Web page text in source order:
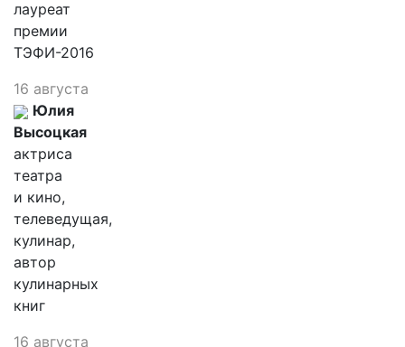
лауреат
премии
ТЭФИ-2016
16 августа
Юлия
Высоцкая
актриса
театра
и кино,
телеведущая,
кулинар,
автор
кулинарных
книг
16 августа